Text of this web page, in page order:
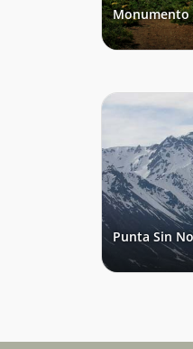
Monumento
Punta Sin